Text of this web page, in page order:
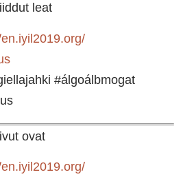
leat
#álgoálbmogat
ovat